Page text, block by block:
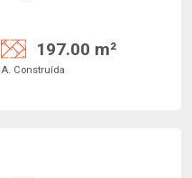
197.00 m²
A. Construída